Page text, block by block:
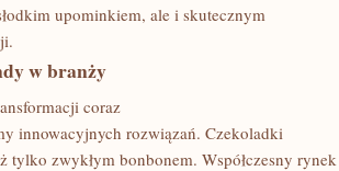
upominkiem, ale i skutecznym
w branży
coraz
innowacyjnych rozwiązań. Czekoladki
tylko zwykłym bonbonem. Współczesny rynek